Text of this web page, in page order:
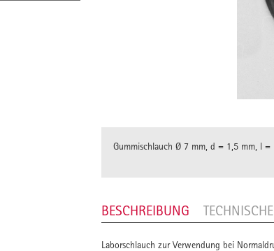
Gummischlauch Ø 7 mm, d = 1,5 mm, l =
BESCHREIBUNG
Laborschlauch zur Verwendung bei